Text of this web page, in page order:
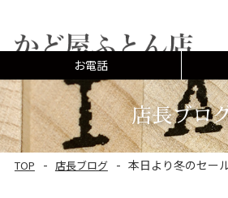
お電話
店長ブロ
TOP 店長ブログ 本日より冬のセー